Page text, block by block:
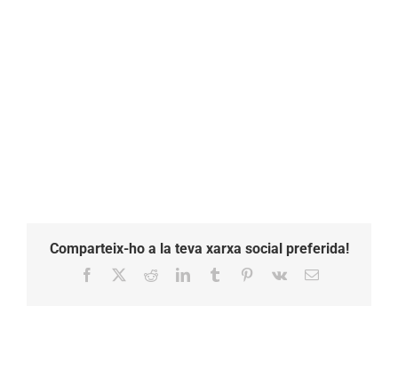
Comparteix-ho a la teva xarxa social preferida!
Facebook RedditLinkedInTumblr Pinterest
Vk Email: